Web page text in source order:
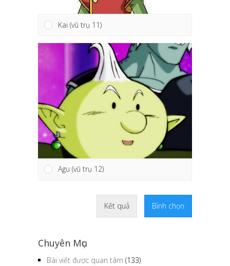
Kai (vũ trụ 11)
Agu (vũ trụ 12)
Kết quả Bình chọn
Chuyên Mục
Bài viết được quan tâm (133)